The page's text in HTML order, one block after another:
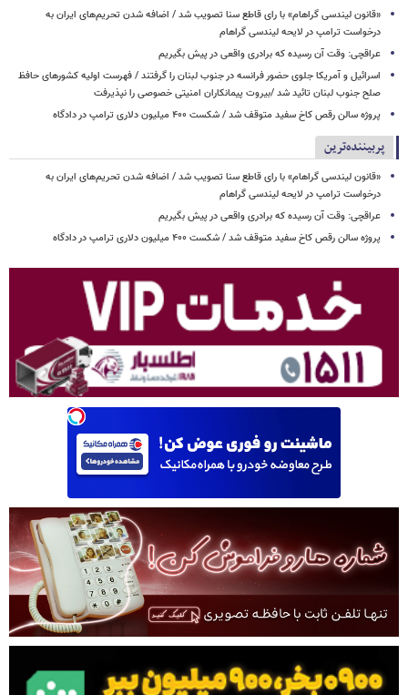
«قانون لیندسی گراهام» با رای قاطع سنا تصویب شد / اضافه شدن تحریم‌های ایران به
درخواست ترامپ در لایحه لیندسی گراهام
عراقچی: وقت آن رسیده که برادری واقعی در پیش بگیریم
اسرائیل و آمریکا جلوی حضور فرانسه در جنوب لبنان را گرفتند / فهرست اولیه کشورهای حافظ
صلح جنوب لبنان تائید شد /بیروت پیمانکاران امنیتی خصوصی را نپذیرفت
پروژه سالن رقص کاخ سفید متوقف شد / شکست ۴۰۰ میلیون دلاری ترامپ در دادگاه
پربیننده‌ترین
«قانون لیندسی گراهام» با رای قاطع سنا تصویب شد / اضافه شدن تحریم‌های ایران به
درخواست ترامپ در لایحه لیندسی گراهام
عراقچی: وقت آن رسیده که برادری واقعی در پیش بگیریم
پروژه سالن رقص کاخ سفید متوقف شد / شکست ۴۰۰ میلیون دلاری ترامپ در دادگاه